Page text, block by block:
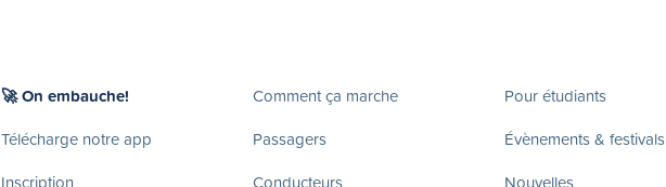
🚀 On embauche!
Télécharge notre app
Inscription
Comment ça marche
Passagers
Conducteurs
Pour étudiants
Évènements & festivals
Nouvelles